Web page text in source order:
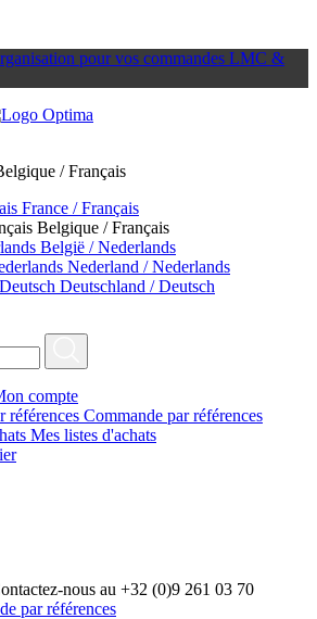
pour vos commandes LMC &
/ Français
France / Français
Belgique / Français
België / Nederlands
Nederland / Nederlands
Deutschland / Deutsch
compte
Commande par références
Mes listes d'achats
nous au +32 (0)9 261 03 70
par références